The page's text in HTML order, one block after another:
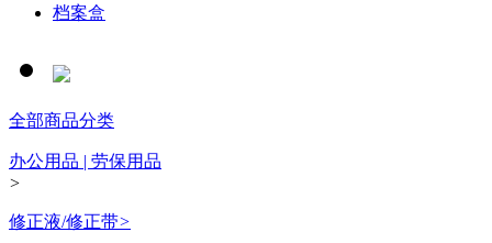
档案盒
全部商品分类
办公用品 | 劳保用品
>
修正液/修正带>